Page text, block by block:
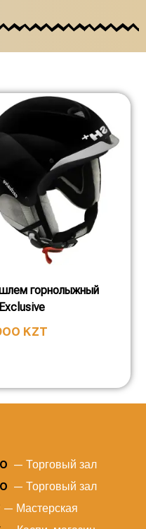
горнолыжный
KZT
— Торговый зал
— Торговый зал
— Мастерская